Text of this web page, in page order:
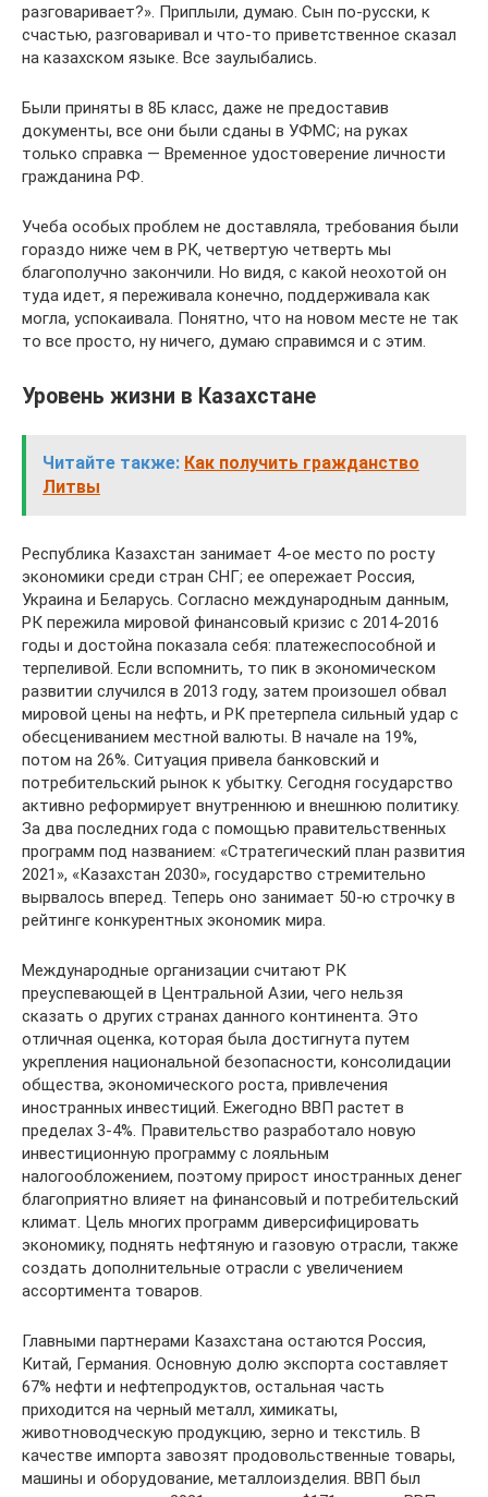
разговаривает?». Приплыли, думаю. Сын по-русски, к
счастью, разговаривал и что-то приветственное сказал
на казахском языке. Все заулыбались.
Были приняты в 8Б класс, даже не предоставив
документы, все они были сданы в УФМС; на руках
только справка — Временное удостоверение личности
гражданина РФ.
Учеба особых проблем не доставляла, требования были
гораздо ниже чем в РК, четвертую четверть мы
благополучно закончили. Но видя, с какой неохотой он
туда идет, я переживала конечно, поддерживала как
могла, успокаивала. Понятно, что на новом месте не так
то все просто, ну ничего, думаю справимся и с этим.
Уровень жизни в Казахстане
Читайте также: Как получить гражданство
Литвы
Республика Казахстан занимает 4-ое место по росту
экономики среди стран СНГ; ее опережает Россия,
Украина и Беларусь. Согласно международным данным,
РК пережила мировой финансовый кризис с 2014-2016
годы и достойна показала себя: платежеспособной и
терпеливой. Если вспомнить, то пик в экономическом
развитии случился в 2013 году, затем произошел обвал
мировой цены на нефть, и РК претерпела сильный удар с
обесцениванием местной валюты. В начале на 19%,
потом на 26%. Ситуация привела банковский и
потребительский рынок к убытку. Сегодня государство
активно реформирует внутреннюю и внешнюю политику.
За два последних года с помощью правительственных
программ под названием: «Стратегический план развития
2021», «Казахстан 2030», государство стремительно
вырвалось вперед. Теперь оно занимает 50-ю строчку в
рейтинге конкурентных экономик мира.
Международные организации считают РК
преуспевающей в Центральной Азии, чего нельзя
сказать о других странах данного континента. Это
отличная оценка, которая была достигнута путем
укрепления национальной безопасности, консолидации
общества, экономического роста, привлечения
иностранных инвестиций. Ежегодно ВВП растет в
пределах 3-4%. Правительство разработало новую
инвестиционную программу с лояльным
налогообложением, поэтому прирост иностранных денег
благоприятно влияет на финансовый и потребительский
климат. Цель многих программ диверсифицировать
экономику, поднять нефтяную и газовую отрасли, также
создать дополнительные отрасли с увеличением
ассортимента товаров.
Главными партнерами Казахстана остаются Россия,
Китай, Германия. Основную долю экспорта составляет
67% нефти и нефтепродуктов, остальная часть
приходится на черный металл, химикаты,
животноводческую продукцию, зерно и текстиль. В
качестве импорта завозят продовольственные товары,
машины и оборудование, металлоизделия. ВВП был